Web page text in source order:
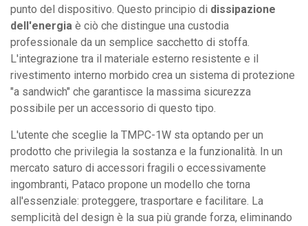
punto del dispositivo. Questo principio di dissipazione
dell'energia è ciò che distingue una custodia
professionale da un semplice sacchetto di stoffa.
L'integrazione tra il materiale esterno resistente e il
rivestimento interno morbido crea un sistema di protezione
"a sandwich" che garantisce la massima sicurezza
possibile per un accessorio di questo tipo.
L'utente che sceglie la TMPC-1W sta optando per un
prodotto che privilegia la sostanza e la funzionalità. In un
mercato saturo di accessori fragili o eccessivamente
ingombranti, Pataco propone un modello che torna
all'essenziale: proteggere, trasportare e facilitare. La
semplicità del design è la sua più grande forza, eliminando